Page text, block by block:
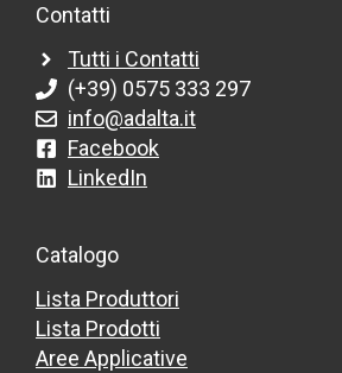
Contatti
Tutti i Contatti
(+39) 0575 333 297
info@adalta.it
Facebook
LinkedIn
Catalogo
Lista Produttori
Lista Prodotti
Aree Applicative